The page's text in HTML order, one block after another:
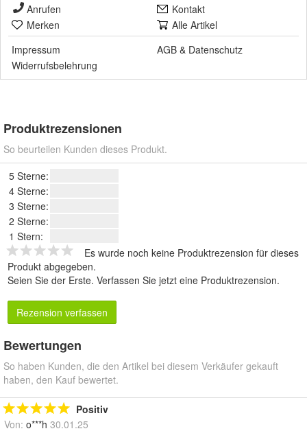
Anrufen
Kontakt
Merken
Alle Artikel
Impressum
AGB & Datenschutz
Widerrufsbelehrung
Produktrezensionen
So beurteilen Kunden dieses Produkt.
5 Sterne:
4 Sterne:
3 Sterne:
2 Sterne:
1 Stern:
Es wurde noch keine Produktrezension für dieses
Produkt abgegeben.
Seien Sie der Erste. Verfassen Sie jetzt eine Produktrezension.
Rezension verfassen
Bewertungen
So haben Kunden, die den Artikel bei diesem Verkäufer gekauft
haben, den Kauf bewertet.
Positiv
Von: o***h 30.01.25